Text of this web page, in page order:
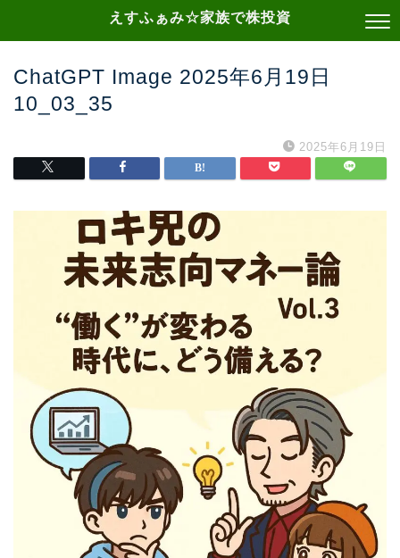
えすふぁみ☆家族で株投資
ChatGPT Image 2025年6月19日
10_03_35
2025年6月19日